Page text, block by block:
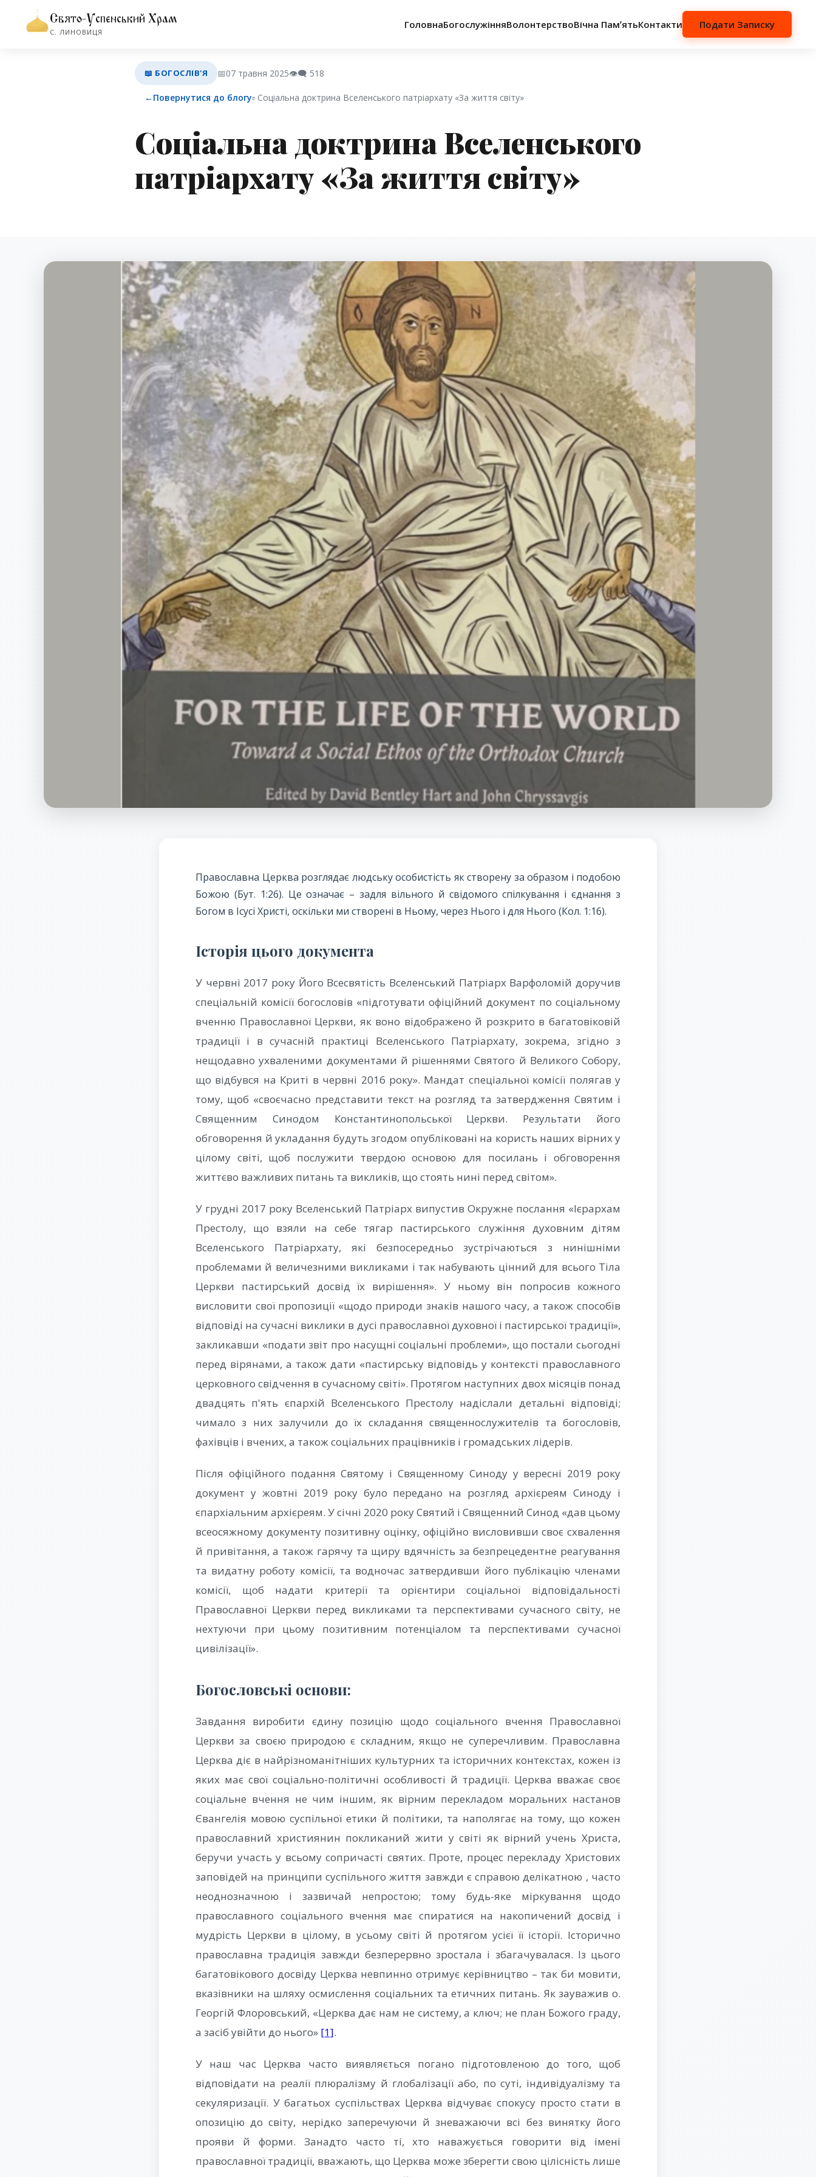
Свято-Успенський Храм
С. ЛИНОВИЦЯ
ГоловнаБогослужінняВолонтерствоВічна ПамʼятьКонтакти Подати Записку
📖 БОГОСЛІВ'Я 📅07 травня 2025👁️‍🗨️ 518
←Повернутися до блогу▫︎ Cоціальна доктрина Вселенського патріархату «За життя світу»
Cоціальна доктрина Вселенського
патріархату «За життя світу»
Православна Церква розглядає людську особистість як створену за образом і подобою
Божою (Бут. 1:26). Це означає – задля вільного й свідомого спілкування і єднання з
Богом в Ісусі Христі, оскільки ми створені в Ньому, через Нього і для Нього (Кол. 1:16).
Історія цього документа
У червні 2017 року Його Всесвятість Вселенський Патріарх Варфоломій доручив
спеціальній комісії богословів «підготувати офіційний документ по соціальному
вченню Православної Церкви, як воно відображено й розкрито в багатовіковій
традиції і в сучасній практиці Вселенського Патріархату, зокрема, згідно з
нещодавно ухваленими документами й рішеннями Святого й Великого Собору,
що відбувся на Криті в червні 2016 року». Мандат спеціальної комісії полягав у
тому, щоб «своєчасно представити текст на розгляд та затвердження Святим і
Священним Синодом Константинопольської Церкви. Результати його
обговорення й укладання будуть згодом опубліковані на користь наших вірних у
цілому світі, щоб послужити твердою основою для посилань і обговорення
життєво важливих питань та викликів, що стоять нині перед світом».
У грудні 2017 року Вселенський Патріарх випустив Окружне послання «Ієрархам
Престолу, що взяли на себе тягар пастирського служіння духовним дітям
Вселенського Патріархату, які безпосередньо зустрічаються з нинішніми
проблемами й величезними викликами і так набувають цінний для всього Тіла
Церкви пастирський досвід їх вирішення». У ньому він попросив кожного
висловити свої пропозиції «щодо природи знаків нашого часу, а також способів
відповіді на сучасні виклики в дусі православної духовної і пастирської традиції»,
закликавши «подати звіт про насущні соціальні проблеми», що постали сьогодні
перед вірянами, а також дати «пастирську відповідь у контексті православного
церковного свідчення в сучасному світі». Протягом наступних двох місяців понад
двадцять п'ять єпархій Вселенського Престолу надіслали детальні відповіді;
чимало з них залучили до їх складання священнослужителів та богословів,
фахівців і вчених, а також соціальних працівників і громадських лідерів.
Після офіційного подання Святому і Священному Синоду у вересні 2019 року
документ у жовтні 2019 року було передано на розгляд архієреям Синоду і
єпархіальним архієреям. У січні 2020 року Святий і Священний Синод «дав цьому
всеосяжному документу позитивну оцінку, офіційно висловивши своє схвалення
й привітання, а також гарячу та щиру вдячність за безпрецедентне реагування
та видатну роботу комісії, та водночас затвердивши його публікацію членами
комісії, щоб надати критерії та орієнтири соціальної відповідальності
Православної Церкви перед викликами та перспективами сучасного світу, не
нехтуючи при цьому позитивним потенціалом та перспективами сучасної
цивілізації».
Богословські основи:
Завдання виробити єдину позицію щодо соціального вчення Православної
Церкви за своєю природою є складним, якщо не суперечливим. Православна
Церква діє в найрізноманітніших культурних та історичних контекстах, кожен із
яких має свої соціально-політичні особливості й традиції. Церква вважає своє
соціальне вчення не чим іншим, як вірним перекладом моральних настанов
Євангелія мовою суспільної етики й політики, та наполягає на тому, що кожен
православний християнин покликаний жити у світі як вірний учень Христа,
беручи участь у всьому сопричасті святих. Проте, процес перекладу Христових
заповідей на принципи суспільного життя завжди є справою делікатною , часто
неоднозначною і зазвичай непростою; тому будь-яке міркування щодо
православного соціального вчення має спиратися на накопичений досвід і
мудрість Церкви в цілому, в усьому світі й протягом усієї її історії. Історично
православна традиція завжди безперервно зростала і збагачувалася. Із цього
багатовікового досвіду Церква невпинно отримує керівництво – так би мовити,
вказівники на шляху осмислення соціальних та етичних питань. Як зауважив о.
Георгій Флоровський, «Церква дає нам не систему, а ключ; не план Божого граду,
а засіб увійти до нього» [1].
У наш час Церква часто виявляється погано підготовленою до того, щоб
відповідати на реалії плюралізму й глобалізації або, по суті, індивідуалізму та
секуляризації. У багатьох суспільствах Церква відчуває спокусу просто стати в
опозицію до світу, нерідко заперечуючи й зневажаючи всі без винятку його
прояви й форми. Занадто часто ті, хто наважується говорити від імені
православної традиції, вважають, що Церква може зберегти свою цілісність лише